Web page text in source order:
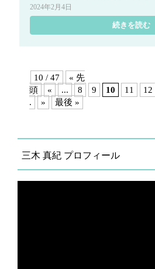
2024年2月4日
続きを読む
10 / 47
« 先
頭
« ... 8 9 10 11 12
.
» 最後 »
三木 真紀 プロフィール